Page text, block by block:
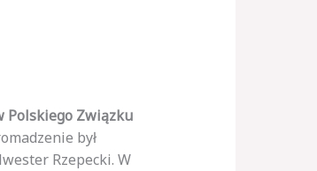
Polskiego Związku
był
Rzepecki. W